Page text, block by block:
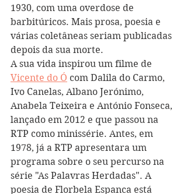
1930, com uma overdose de
barbitúricos. Mais prosa, poesia e
várias coletâneas seriam publicadas
depois da sua morte.
A sua vida inspirou um filme de
Vicente do Ó com Dalila do Carmo,
Ivo Canelas, Albano Jerónimo,
Anabela Teixeira e António Fonseca,
lançado em 2012 e que passou na
RTP como minissérie. Antes, em
1978, já a RTP apresentara um
programa sobre o seu percurso na
série "As Palavras Herdadas". A
poesia de Florbela Espanca está